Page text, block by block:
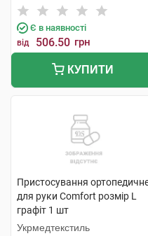
Є в наявності
від 506.50 грн
КУПИТИ
Пристосування
для руки Comfort розмір L
графіт 1 шт
Укрмедтекстиль